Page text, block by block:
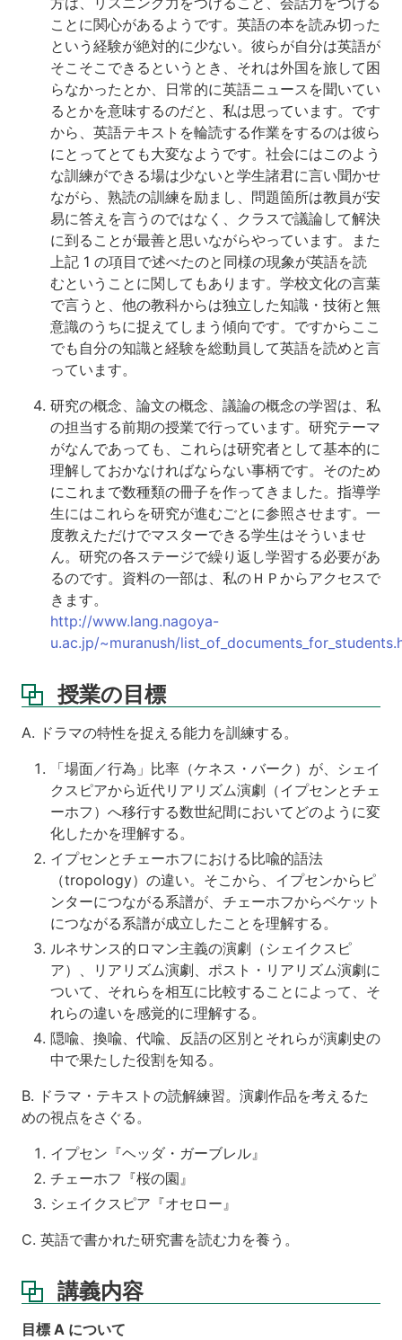
ことに関心があるようです。英語の本を読み切った
という経験が絶対的に少ない。彼らが自分は英語が
そこそこできるというとき、それは外国を旅して困
らなかったとか、日常的に英語ニュースを聞いてい
るとかを意味するのだと、私は思っています。です
から、英語テキストを輪読する作業をするのは彼ら
にとってとても大変なようです。社会にはこのよう
な訓練ができる場は少ないと学生諸君に言い聞かせ
ながら、熟読の訓練を励まし、問題箇所は教員が安
易に答えを言うのではなく、クラスで議論して解決
に到ることが最善と思いながらやっています。また
上記 1 の項目で述べたのと同様の現象が英語を読
むということに関してもあります。学校文化の言葉
で言うと、他の教科からは独立した知識・技術と無
意識のうちに捉えてしまう傾向です。ですからここ
でも自分の知識と経験を総動員して英語を読めと言
っています。
研究の概念、論文の概念、議論の概念の学習は、私
の担当する前期の授業で行っています。研究テーマ
がなんであっても、これらは研究者として基本的に
理解しておかなければならない事柄です。そのため
にこれまで数種類の冊子を作ってきました。指導学
生にはこれらを研究が進むごとに参照させます。一
度教えただけでマスターできる学生はそういませ
ん。研究の各ステージで繰り返し学習する必要があ
るのです。資料の一部は、私のＨＰからアクセスで
きます。
http://www.lang.nagoya-
u.ac.jp/~muranush/
授業の目標
A. ドラマの特性を捉える能力を訓練する。
「場面／行為」比率（ケネス・バーク）が、シェイ
クスピアから近代リアリズム演劇（イプセンとチェ
ーホフ）へ移行する数世紀間においてどのように変
化したかを理解する。
イプセンとチェーホフにおける比喩的語法
（tropology）の違い。そこから、イプセンからピ
ンターにつながる系譜が、チェーホフからベケット
につながる系譜が成立したことを理解する。
ルネサンス的ロマン主義の演劇（シェイクスピ
ア）、リアリズム演劇、ポスト・リアリズム演劇に
ついて、それらを相互に比較することによって、そ
れらの違いを感覚的に理解する。
隠喩、換喩、代喩、反語の区別とそれらが演劇史の
中で果たした役割を知る。
B. ドラマ・テキストの読解練習。演劇作品を考えるた
めの視点をさぐる。
イプセン『ヘッダ・ガーブレル』
チェーホフ『桜の園』
シェイクスピア『オセロー』
C. 英語で書かれた研究書を読む力を養う。
講義内容
目標 A について